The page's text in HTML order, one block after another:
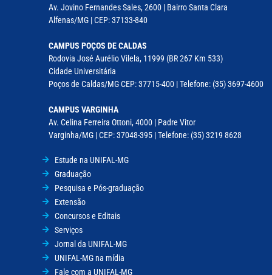
Av. Jovino Fernandes Sales, 2600 | Bairro Santa Clara
Alfenas/MG | CEP: 37133-840
CAMPUS POÇOS DE CALDAS
Rodovia José Aurélio Vilela, 11999 (BR 267 Km 533)
Cidade Universitária
Poços de Caldas/MG CEP: 37715-400 | Telefone: (35) 3697-4600
CAMPUS VARGINHA
Av. Celina Ferreira Ottoni, 4000 | Padre Vitor
Varginha/MG | CEP: 37048-395 | Telefone: (35) 3219 8628
Estude na UNIFAL-MG
Graduação
Pesquisa e Pós-graduação
Extensão
Concursos e Editais
Serviços
Jornal da UNIFAL-MG
UNIFAL-MG na mídia
Fale com a UNIFAL-MG